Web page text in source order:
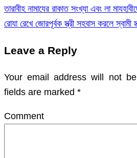
Post
navigation
তারাবীহ নামাযের রাকাত সংখ্যা এবং লা
রোযা রেখে জোরপূর্বক স্ত্রী সহবাস করলে স্বামী
Leave a Reply
Your email address will not
fields are marked *